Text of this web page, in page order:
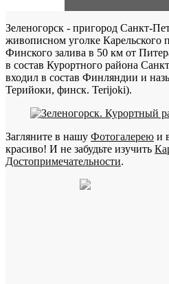
Зеленогорск - пригород Санкт-
живописном уголке Карельского
Финского залива в 50 км от
в состав Курортного района
входил в состав Финляндии и
Терийоки, финск. Terijoki).
Загляните в нашу Фотогалерею и
красиво! И не забудьте изучить
Достопримечательности.